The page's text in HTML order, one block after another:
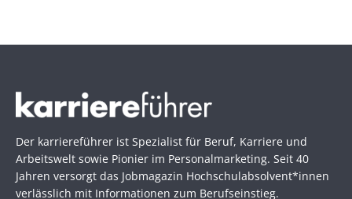
Der karriereführer ist Spezialist für Beruf, Karriere und
Arbeitswelt sowie Pionier im Personal­marketing. Seit 40
Jahren versorgt das Jobmagazin Hochschul­absolvent*innen
verlässlich mit Informationen zum Berufseinstieg.